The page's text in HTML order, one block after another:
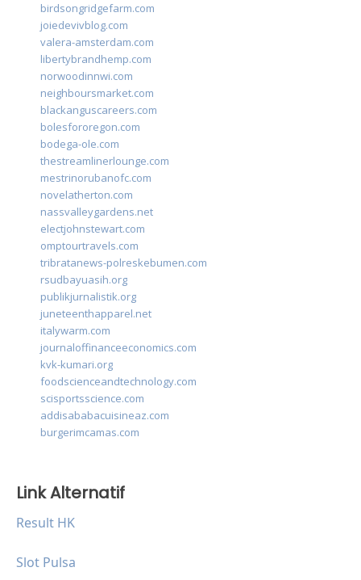
birdsongridgefarm.com
joiedevivblog.com
valera-amsterdam.com
libertybrandhemp.com
norwoodinnwi.com
neighboursmarket.com
blackanguscareers.com
bolesfororegon.com
bodega-ole.com
thestreamlinerlounge.com
mestrinorubanofc.com
novelatherton.com
nassvalleygardens.net
electjohnstewart.com
omptourtravels.com
tribratanews-polreskebumen.com
rsudbayuasih.org
publikjurnalistik.org
juneteenthapparel.net
italywarm.com
journaloffinanceeconomics.com
kvk-kumari.org
foodscienceandtechnology.com
scisportsscience.com
addisababacuisineaz.com
burgerimcamas.com
Link Alternatif
Result HK
Slot Pulsa